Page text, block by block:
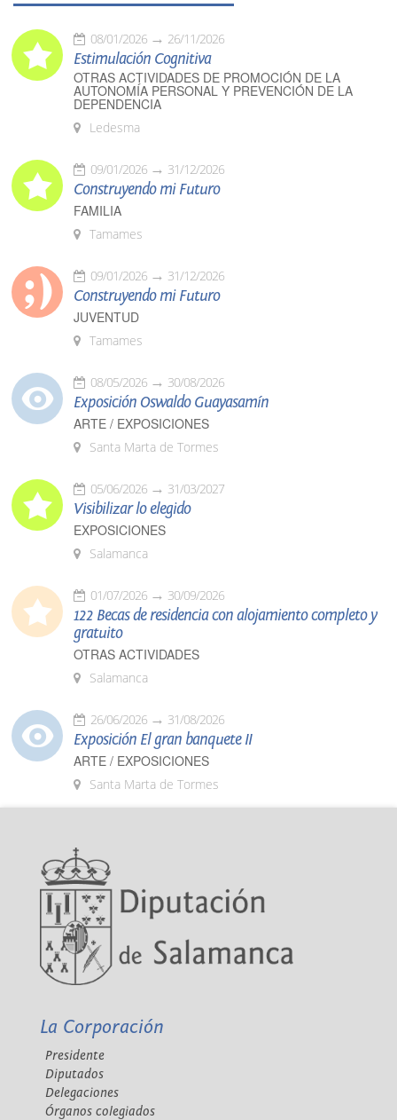
08/01/2026 26/11/2026
Estimulación Cognitiva
OTRAS ACTIVIDADES DE PROMOCIÓN DE LA
AUTONOMÍA PERSONAL Y PREVENCIÓN DE LA
DEPENDENCIA
Ledesma
09/01/2026 31/12/2026
Construyendo mi Futuro
FAMILIA
Tamames
09/01/2026 31/12/2026
Construyendo mi Futuro
JUVENTUD
Tamames
08/05/2026 30/08/2026
Exposición Oswaldo Guayasamín
ARTE / EXPOSICIONES
Santa Marta de Tormes
05/06/2026 31/03/2027
Visibilizar lo elegido
EXPOSICIONES
Salamanca
01/07/2026 30/09/2026
122 Becas de residencia con alojamiento completo y
gratuito
OTRAS ACTIVIDADES
Salamanca
26/06/2026 31/08/2026
Exposición El gran banquete II
ARTE / EXPOSICIONES
Santa Marta de Tormes
La Corporación
Presidente
Diputados
Delegaciones
Órganos colegiados